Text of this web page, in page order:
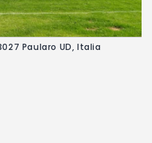
Paularo UD, Italia